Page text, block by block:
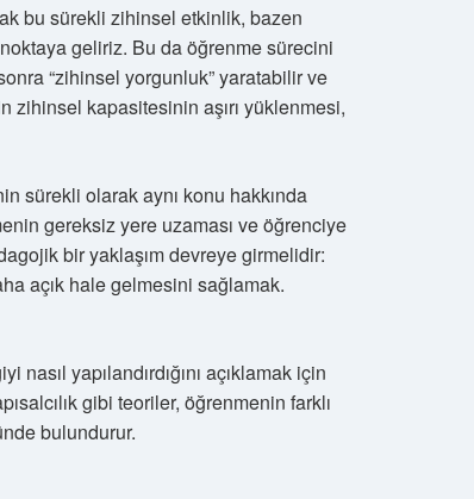
bu sürekli zihinsel etkinlik, bazen
geliriz. Bu da öğrenme sürecini
“zihinsel yorgunluk” yaratabilir ve
kapasitesinin aşırı yüklenmesi,
sürekli olarak aynı konu hakkında
gereksiz yere uzaması ve öğrenciye
bir yaklaşım devreye girmelidir:
açık hale gelmesini sağlamak.
yapılandırdığını açıklamak için
gibi teoriler, öğrenmenin farklı
bulundurur.